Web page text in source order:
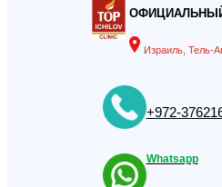
Израиль, Тель-
+972-
Whatsapp